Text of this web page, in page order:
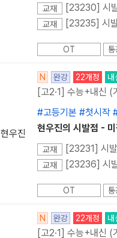
교재 [23230] 시
교재 [23235] 시
OT
현우진
N 완강 22개정 내
[고2·1] 수능+내신 (
#고등기본 #첫시작
현우진의 시발점 -
교재 [23231] 시
교재 [23236] 시
OT
N 완강 22개정 내
[고2·1] 수능+내신 (